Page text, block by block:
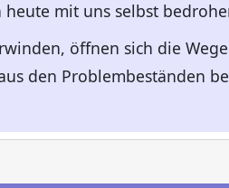
mit uns selbst
öffnen sich die
den Problembeständen